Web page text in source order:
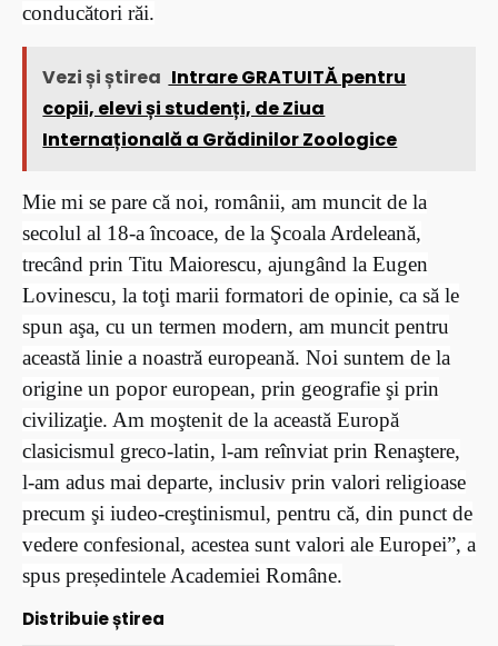
conducători răi.
Vezi și știrea Intrare GRATUITĂ pentru
copii, elevi și studenți, de Ziua
Internațională a Grădinilor Zoologice
Mie mi se pare că noi, românii, am muncit de la
secolul al 18-a încoace, de la Şcoala Ardeleană,
trecând prin Titu Maiorescu, ajungând la Eugen
Lovinescu, la toţi marii formatori de opinie, ca să le
spun aşa, cu un termen modern, am muncit pentru
această linie a noastră europeană. Noi suntem de la
origine un popor european, prin geografie şi prin
civilizaţie. Am moştenit de la această Europă
clasicismul greco-latin, l-am reînviat prin Renaştere,
l-am adus mai departe, inclusiv prin valori religioase
precum şi iudeo-creştinismul, pentru că, din punct de
vedere confesional, acestea sunt valori ale Europei”, a
spus președintele Academiei Române.
Distribuie știrea